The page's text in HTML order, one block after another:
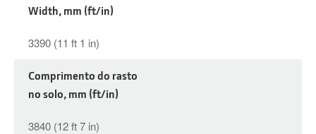
Width, mm (ft/in)
3390 (11 ft 1 in)
Comprimento do rasto
no solo, mm (ft/in)
3840 (12 ft 7 in)